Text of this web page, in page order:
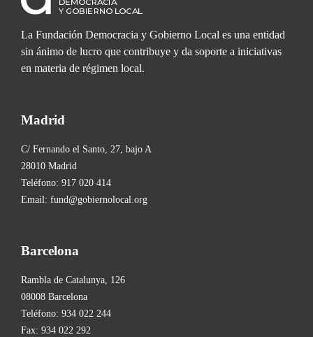
La Fundación Democracia y Gobierno Local es una entidad
sin ánimo de lucro que contribuye y da soporte a iniciativas
en materia de régimen local.
Madrid
C/ Fernando el Santo, 27, bajo A
28010 Madrid
Teléfono: 917 020 414
Email: fund@gobiernolocal.org
Barcelona
Rambla de Catalunya, 126
08008 Barcelona
Teléfono: 934 022 244
Fax: 934 022 292